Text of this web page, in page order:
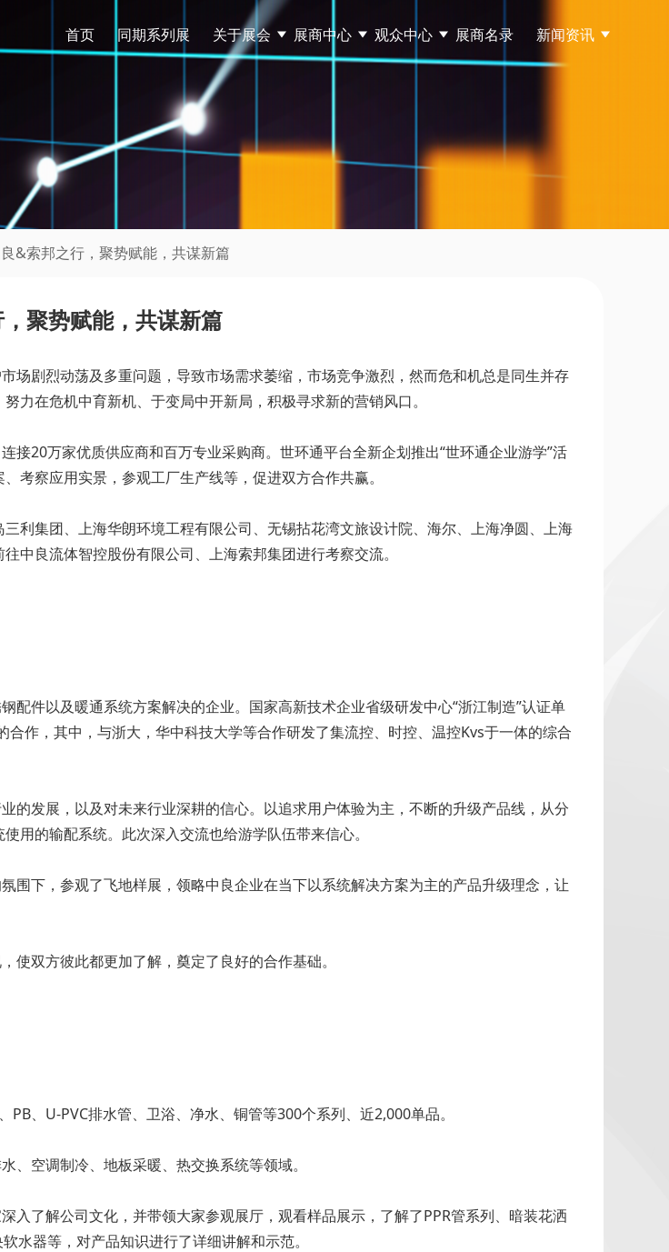
首页 同期系列展 关于展会 展商中心 观众中心 展商名录 新闻资讯
&索邦之行，聚势赋能，共谋新篇
聚势赋能，共谋新篇
剧烈动荡及多重问题，导致市场需求萎缩，市场竞争激烈，然而危和机总是同生并存
力在危机中育新机、于变局中开新局，积极寻求新的营销风口。
20万家优质供应商和百万专业采购商。世环通平台全新企划推出“世环通企业游学”活
考察应用实景，参观工厂生产线等，促进双方合作共赢。
集团、上海华朗环境工程有限公司、无锡拈花湾文旅设计院、海尔、上海净圆、上海
中良流体智控股份有限公司、上海索邦集团进行考察交流。
件以及暖通系统方案解决的企业。国家高新技术企业省级研发中心“浙江制造”认证单
作，其中，与浙大，华中科技大学等合作研发了集流控、时控、温控Kvs于一体的综合
发展，以及对未来行业深耕的信心。以追求用户体验为主，不断的升级产品线，从分
用的输配系统。此次深入交流也给游学队伍带来信心。
下，参观了飞地样展，领略中良企业在当下以系统解决方案为主的产品升级理念，让
双方彼此都更加了解，奠定了良好的合作基础。
、U-PVC排水管、卫浴、净水、铜管等300个系列、近2,000单品。
空调制冷、地板采暖、热交换系统等领域。
了解公司文化，并带领大家参观展厅，观看样品展示，了解了PPR管系列、暗装花洒
水器等，对产品知识进行了详细讲解和示范。